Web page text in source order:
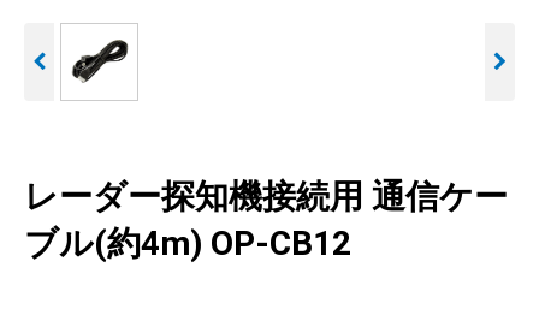
アウトレット
駐車監視セット
レーダー探知機接続用 通信ケー
ブル(約4m) OP-CB12